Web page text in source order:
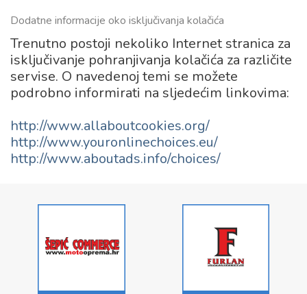
Dodatne informacije oko isključivanja kolačića
Trenutno postoji nekoliko Internet stranica za
isključivanje pohranjivanja kolačića za različite
servise. O navedenoj temi se možete
podrobno informirati na sljedećim linkovima:
http://www.allaboutcookies.org/
http://www.youronlinechoices.eu/
http://www.aboutads.info/choices/